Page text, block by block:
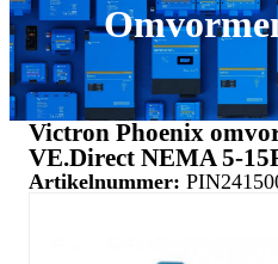
Victron Phoenix
VE.Direct NEMA 5-
Artikelnummer: